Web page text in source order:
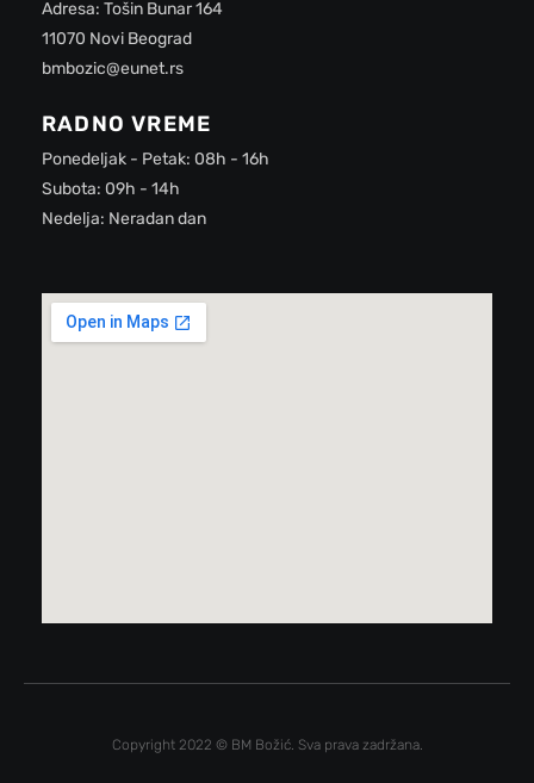
Adresa: Tošin Bunar 164
11070 Novi Beograd
bmbozic@eunet.rs
RADNO VREME
Ponedeljak - Petak: 08h - 16h
Subota: 09h - 14h
Nedelja: Neradan dan
Copyright 2022 © BM Božić. Sva prava zadržana.